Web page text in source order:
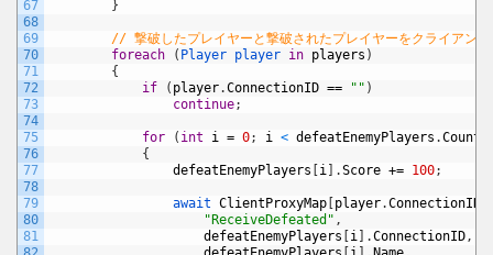
67
68
69
70
71
72
73
74
75
76
77
78
79
80
81
}
// 撃破したプレイヤーと撃破されたプレイヤーをクライアン
foreach
( Player player in players )
{
if
( player.ConnectionID == "" )
continue;
for ( int i = 0; i < defeatEnemyPlayers .Count
{
defeatEnemyPlayers
i .Score += 100;
await ClientProxyMap player.ConnectionID
"ReceiveDefeated" ,
defeatEnemyPlayers
i .ConnectionID,